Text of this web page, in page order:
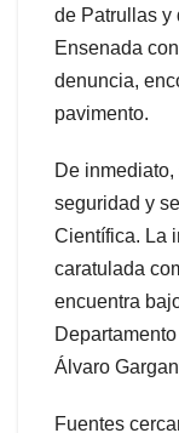
de Patrullas y
Ensenada
denuncia,
pavimento.
De
seguridad y
Científica. La
caratulada
encuentra
Álvaro
Fuentes